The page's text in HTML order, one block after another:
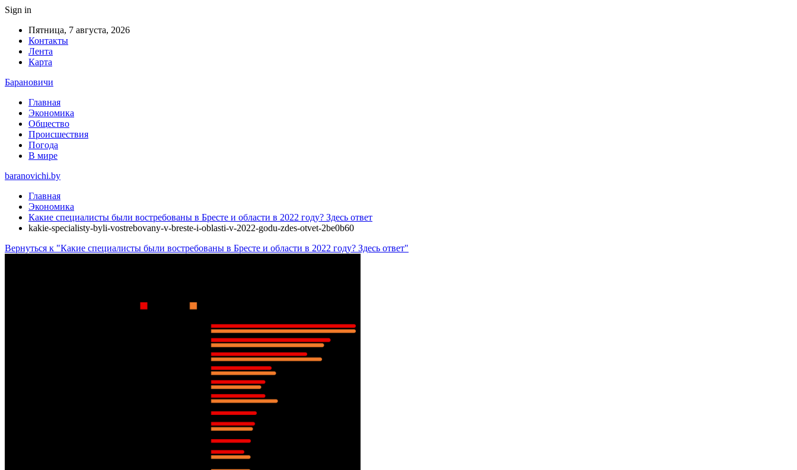
Sign in
Пятница, 7 августа, 2026
Контакты
Лента
Карта
Барановичи
Главная
Экономика
Общество
Происшествия
Погода
В мире
baranovichi.by
Главная
Экономика
Какие специалисты были востребованы в Бресте и области в 2022 году? Здесь ответ
kakie-specialisty-byli-vostrebovany-v-breste-i-oblasti-v-2022-godu-zdes-otvet-2be0b60
Вернуться к "Какие специалисты были востребованы в Бресте и области в 2022 году? Здесь ответ"